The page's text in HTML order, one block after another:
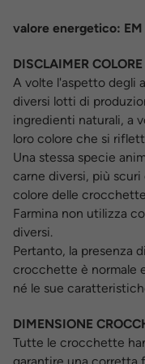
valore energetico:
DISCLAIMER
A volte l'aspetto degli
diversi lotti di
ingredienti naturali, a
loro colore che si
Una stessa specie
carne diversi, più
colore delle
Farmina non utilizza
diversi.
Pertanto, la presenza
crocchette è normale
né le sue
DIMENSIONE
Tutte le crocchette
garantire una corretta